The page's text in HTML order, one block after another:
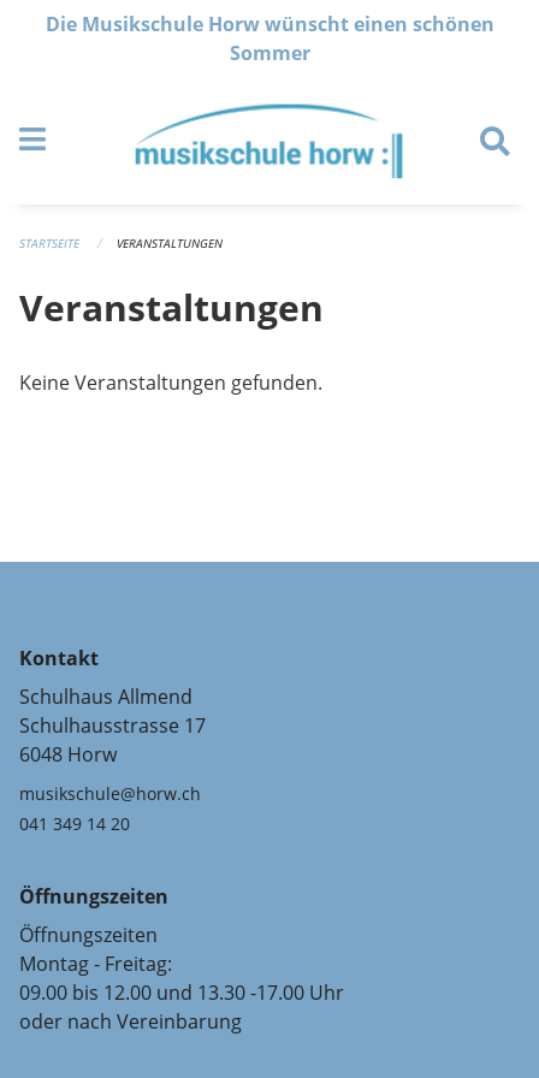
Navigation überspringen
Die Musikschule Horw wünscht einen schönen
Sommer
STARTSEITE VERANSTALTUNGEN
Veranstaltungen
Keine Veranstaltungen gefunden.
Kontakt
Schulhaus Allmend
Schulhausstrasse 17
6048 Horw
musikschule@horw.ch
041 349 14 20
Öffnungszeiten
Öffnungszeiten
Montag - Freitag:
09.00 bis 12.00 und 13.30 -17.00 Uhr
oder nach Vereinbarung